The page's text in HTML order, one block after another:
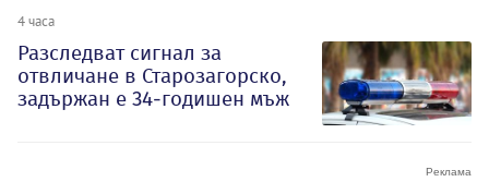
4 часа
Разследват сигнал за
отвличане в Старозагорско,
задържан е 34-годишен мъж